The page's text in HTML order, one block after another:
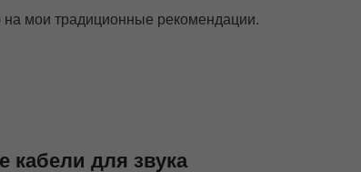
мои традиционные рекомендации.
кабели для звука